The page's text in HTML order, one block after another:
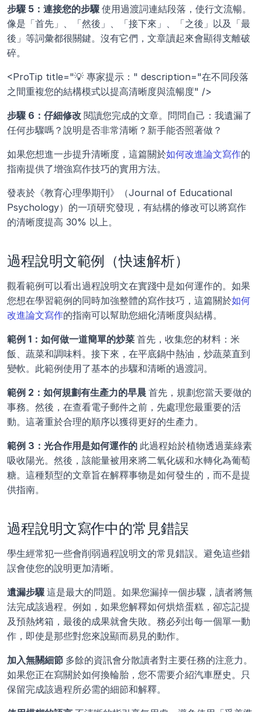
步驟 5：連接您的步驟 使用過渡詞連結段落，使行文流暢。
像是「首先」、「然後」、「接下來」、「之後」以及「最
後」等詞彙都很關鍵。沒有它們，文章讀起來會顯得支離破
碎。
<ProTip title="💡 專家提示：" description="在不同段落
之間重複您的結構模式以提高清晰度與流暢度" />
步驟 6：仔細修改 閱讀您完成的文章。問問自己：我遺漏了
任何步驟嗎？說明是否非常清晰？新手能否照著做？
如果您想進一步提升清晰度，這篇關於如何改進論文寫作的
指南提供了增強寫作技巧的實用方法。
發表於《教育心理學期刊》（Journal of Educational
Psychology）的一項研究發現，有結構的修改可以將寫作
的清晰度提高 30% 以上。
過程說明文範例（快速解析）
觀看範例可以看出過程說明文在實踐中是如何運作的。如果
您想在學習範例的同時加強整體的寫作技巧，這篇關於如何
改進論文寫作的指南可以幫助您細化清晰度與結構。
範例 1：如何做一道簡單的炒菜 首先，收集您的材料：米
飯、蔬菜和調味料。接下來，在平底鍋中熱油，炒蔬菜直到
變軟。此範例使用了基本的步驟和清晰的過渡詞。
範例 2：如何規劃有生產力的早晨 首先，規劃您當天要做的
事務。然後，在查看電子郵件之前，先處理您最重要的活
動。這著重於合理的順序以獲得更好的生產力。
範例 3：光合作用是如何運作的 此過程始於植物透過葉綠素
吸收陽光。然後，該能量被用來將二氧化碳和水轉化為葡萄
糖。這種類型的文章旨在解釋事物是如何發生的，而不是提
供指南。
過程說明文寫作中的常見錯誤
學生經常犯一些會削弱過程說明文的常見錯誤。避免這些錯
誤會使您的說明更加清晰。
遺漏步驟 這是最大的問題。如果您漏掉一個步驟，讀者將無
法完成該過程。例如，如果您解釋如何烘焙蛋糕，卻忘記提
及預熱烤箱，最後的成果就會失敗。務必列出每一個單一動
作，即使是那些對您來說顯而易見的動作。
加入無關細節 多餘的資訊會分散讀者對主要任務的注意力。
如果您正在寫關於如何換輪胎，您不需要介紹汽車歷史。只
保留完成該過程所必需的細節和解釋。